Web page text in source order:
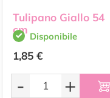
Tulipano Giallo 54
cm
Disponibile
1,85 €
- +